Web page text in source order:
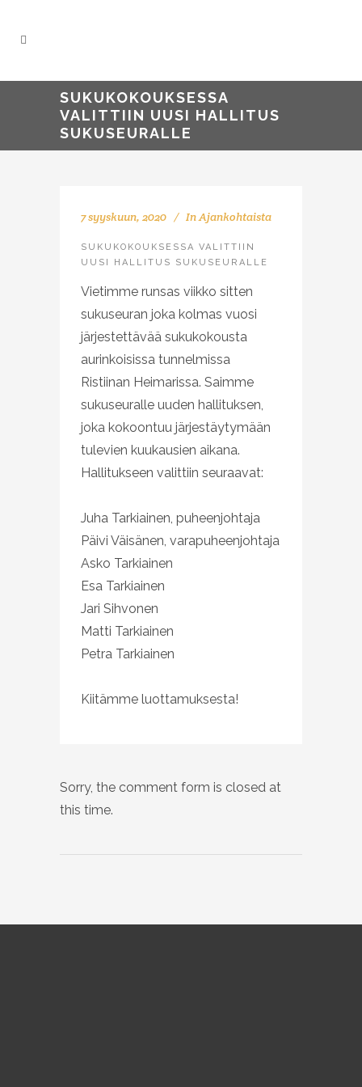
SUKUKOKOUKSESSA
VALITTIIN UUSI HALLITUS
SUKUSEURALLE
7 syyskuun, 2020 InAjankohtaista
SUKUKOKOUKSESSA VALITTIIN
UUSI HALLITUS SUKUSEURALLE
Vietimme runsas viikko sitten
sukuseuran joka kolmas vuosi
järjestettävää sukukokousta
aurinkoisissa tunnelmissa
Ristiinan Heimarissa. Saimme
sukuseuralle uuden hallituksen,
joka kokoontuu järjestäytymään
tulevien kuukausien aikana.
Hallitukseen valittiin seuraavat:
Juha Tarkiainen, puheenjohtaja
Päivi Väisänen, varapuheenjohtaja
Asko Tarkiainen
Esa Tarkiainen
Jari Sihvonen
Matti Tarkiainen
Petra Tarkiainen
Kiitämme luottamuksesta!
Sorry, the comment form is closed at
this time.